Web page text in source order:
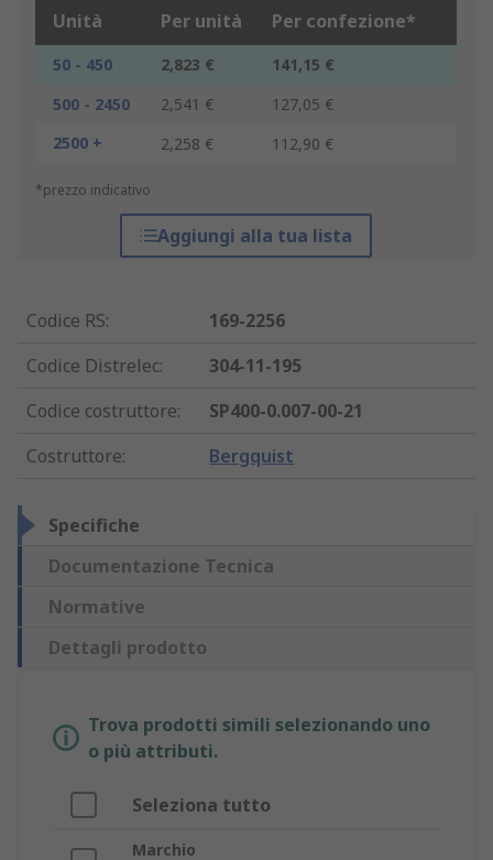
Unità Per unità Per confezione*
50 - 450 2,823 €
141,15 €
500 - 2450
2,541 €
127,05 €
2500 +
2,258 € 112,90 €
*prezzo indicativo
Aggiungi alla tua lista
Codice RS:
169-2256
Codice Distrelec:
304-11-195
Codice costruttore:
SP400-0.007-00-21
Costruttore: Bergquist
Specifiche
Documentazione Tecnica
Normative
Dettagli prodotto
Trova prodotti simili selezionando uno
o più attributi.
Seleziona tutto
Marchio